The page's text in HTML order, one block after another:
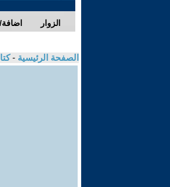
الزوار
الصفحة الرئيسية -